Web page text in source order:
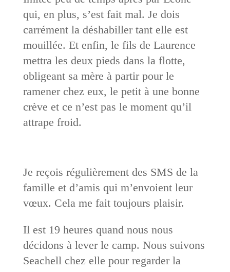
qui, en plus, s’est fait mal. Je dois
carrément la déshabiller tant elle est
mouillée. Et enfin, le fils de Laurence
mettra les deux pieds dans la flotte,
obligeant sa mère à partir pour le
ramener chez eux, le petit à une bonne
crève et ce n’est pas le moment qu’il
attrape froid.
Je reçois régulièrement des SMS de la
famille et d’amis qui m’envoient leur
vœux. Cela me fait toujours plaisir.
Il est 19 heures quand nous nous
décidons à lever le camp. Nous suivons
Seachell chez elle pour regarder la